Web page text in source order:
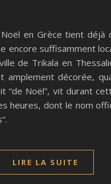
encore suffisamment
de Trikala en
amplement décorée,
“de Noël”, vit durant
heures, dont le nom
LIRE LA SUITE